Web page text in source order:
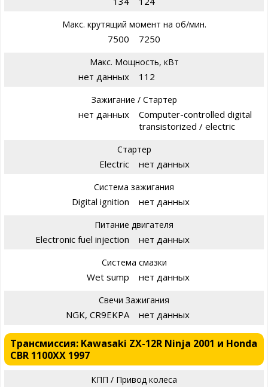
Макс. крутящий момент на об/мин.
7500 7250
Макс. Мощность, кВт
нет данных 112
Зажигание / Стартер
нет данных
Computer-controlled digital
transistorized / electric
Стартер
Electric нет данных
Система зажигания
Digital ignition нет данных
Питание двигателя
Electronic fuel injection нет данных
Система смазки
Wet sump нет данных
Свечи Зажигания
NGK, CR9EKPA нет данных
Трансмиссия: Kawasaki ZX-12R Ninja 2001 и Honda
CBR 1100XX 1997
КПП / Привод колеса